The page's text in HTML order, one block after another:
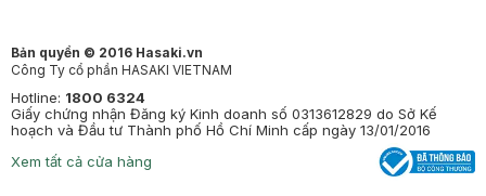
Bản quyền © 2016 Hasaki.vn
Công Ty cổ phần HASAKI VIETNAM
Hotline: 1800 6324
Giấy chứng nhận Đăng ký Kinh doanh số 0313612829 do Sở Kế
hoạch và Đầu tư Thành phố Hồ Chí Minh cấp ngày 13/01/2016
Xem tất cả cửa hàng